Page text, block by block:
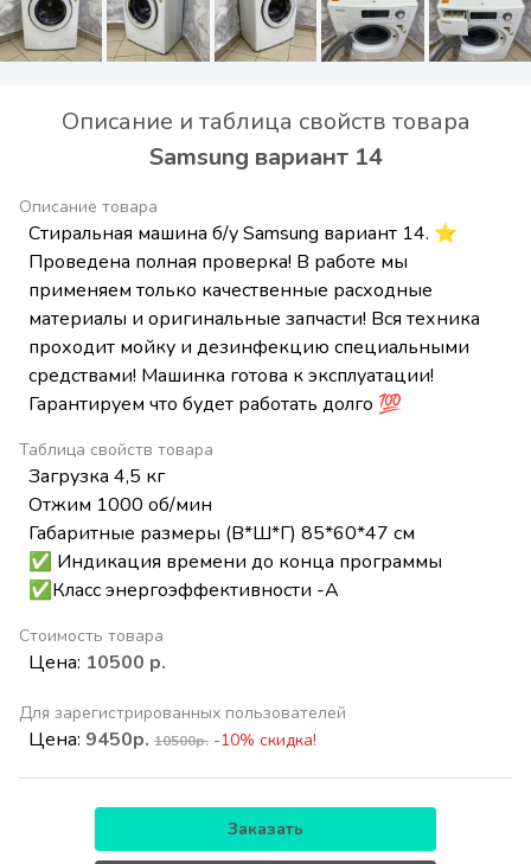
Описание и таблица свойств товара
Samsung вариант 14
Описание товара
Стиральная машина б/у Samsung вариант 14. ⭐
Проведена полная проверка! В работе мы
применяем только качественные расходные
материалы и оригинальные запчасти! Вся техника
проходит мойку и дезинфекцию специальными
средствами! Машинка готова к эксплуатации!
Гарантируем что будет работать долго 💯
Таблица свойств товара
Загрузка 4,5 кг
Отжим 1000 об/мин
Габаритные размеры (В*Ш*Г) 85*60*47 см
✅ Индикация времени до конца программы
✅Класс энергоэффективности -А
Стоимость товара
Цена: 10500 р.
Для зарегистрированных пользователей
Цена: 9450р. 10500р. -10% скидка!
Заказать